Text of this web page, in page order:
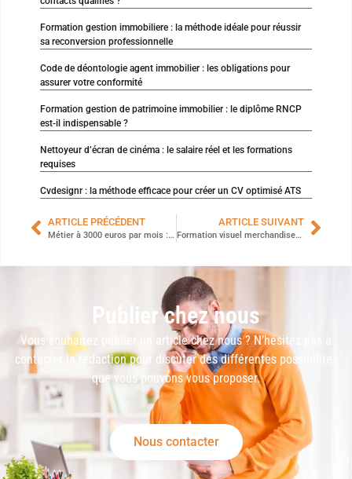
Formation gestion immobiliere : la méthode idéale pour réussir
sa reconversion professionnelle
Code de déontologie agent immobilier : les obligations pour
assurer votre conformité
Formation gestion de patrimoine immobilier : le diplôme RNCP
est-il indispensable ?
Nettoyeur d’écran de cinéma : le salaire réel et les formations
requises
Cvdesignr : la méthode efficace pour créer un CV optimisé ATS
ARTICLE PRÉCÉDENT
Métier à 3000 euros par mois : les 10 meilleures options de reconversion
ARTICLE SUIVANT
Formation visuel merchandiser à distance : le titre certifié pour votre reconversion
Publier chez nous
Vous souhaitez publier un article chez nous ? N’hésitez pas à
contacter la rédaction pour discuter des différentes possibilités
que vous pouvons vous proposer.
Nous contacter